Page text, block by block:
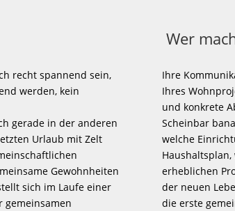
recht spannend sein,
werden, kein
gerade in der anderen
Urlaub mit Zelt
Gewohnheiten
sich im Laufe einer
gemeinsamen
Wer
Ihre
Ihres
und konkrete
Scheinbar
welche
erheblichen
der neuen
die erste